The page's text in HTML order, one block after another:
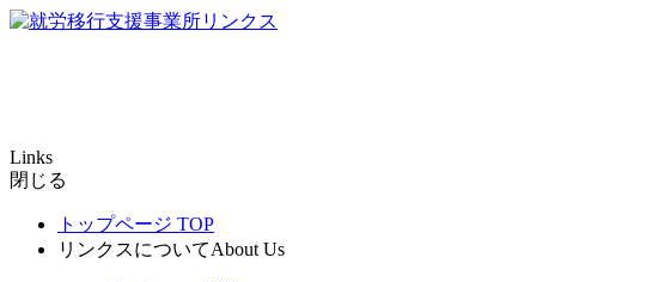
Links
閉じる
トップページ TOP
リンクスについてAbout Us